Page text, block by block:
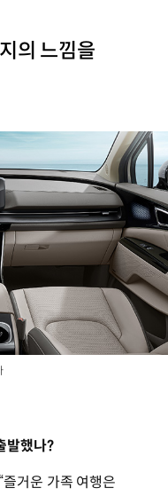
의 느낌을
발했나?
거운 가족 여행은